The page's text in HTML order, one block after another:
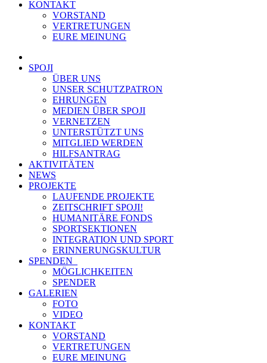
KONTAKT
VORSTAND
VERTRETUNGEN
EURE MEINUNG
SPOJI
ÜBER UNS
UNSER SCHUTZPATRON
EHRUNGEN
MEDIEN ÜBER SPOJI
VERNETZEN
UNTERSTÜTZT UNS
MITGLIED WERDEN
HILFSANTRAG
AKTIVITÄTEN
NEWS
PROJEKTE
LAUFENDE PROJEKTE
ZEITSCHRIFT SPOJI!
HUMANITÄRE FONDS
SPORTSEKTIONEN
INTEGRATION UND SPORT
ERINNERUNGSKULTUR
SPENDEN
MÖGLICHKEITEN
SPENDER
GALERIEN
FOTO
VIDEO
KONTAKT
VORSTAND
VERTRETUNGEN
EURE MEINUNG